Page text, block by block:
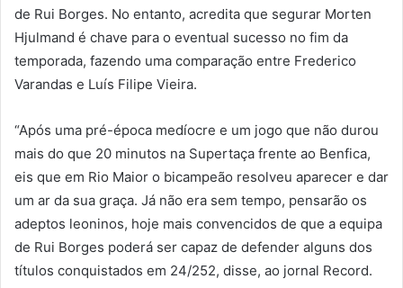
de Rui Borges. No entanto, acredita que segurar Morten
Hjulmand é chave para o eventual sucesso no fim da
temporada, fazendo uma comparação entre Frederico
Varandas e Luís Filipe Vieira.
“Após uma pré-época medíocre e um jogo que não durou
mais do que 20 minutos na Supertaça frente ao Benfica,
eis que em Rio Maior o bicampeão resolveu aparecer e dar
um ar da sua graça. Já não era sem tempo, pensarão os
adeptos leoninos, hoje mais convencidos de que a equipa
de Rui Borges poderá ser capaz de defender alguns dos
títulos conquistados em 24/252, disse, ao jornal Record.